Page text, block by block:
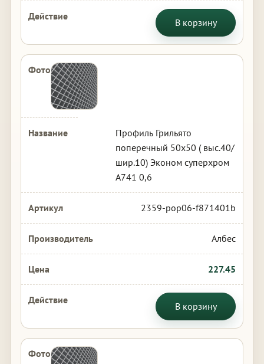
В корзину
Профиль Грильято
поперечный 50х50 ( выс.40/
шир.10) Эконом суперхром
А741 0,6
2359-pop06-f871401b
Албес
227.45
В корзину